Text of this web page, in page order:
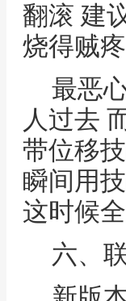
翻滚 建
烧得贼疼
最恶
人过去
带位移
瞬间用
这时候
六、